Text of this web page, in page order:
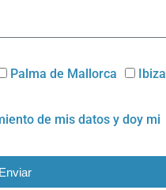
Palma de Mallorca
Ibiza
de mis datos y doy mi
Enviar